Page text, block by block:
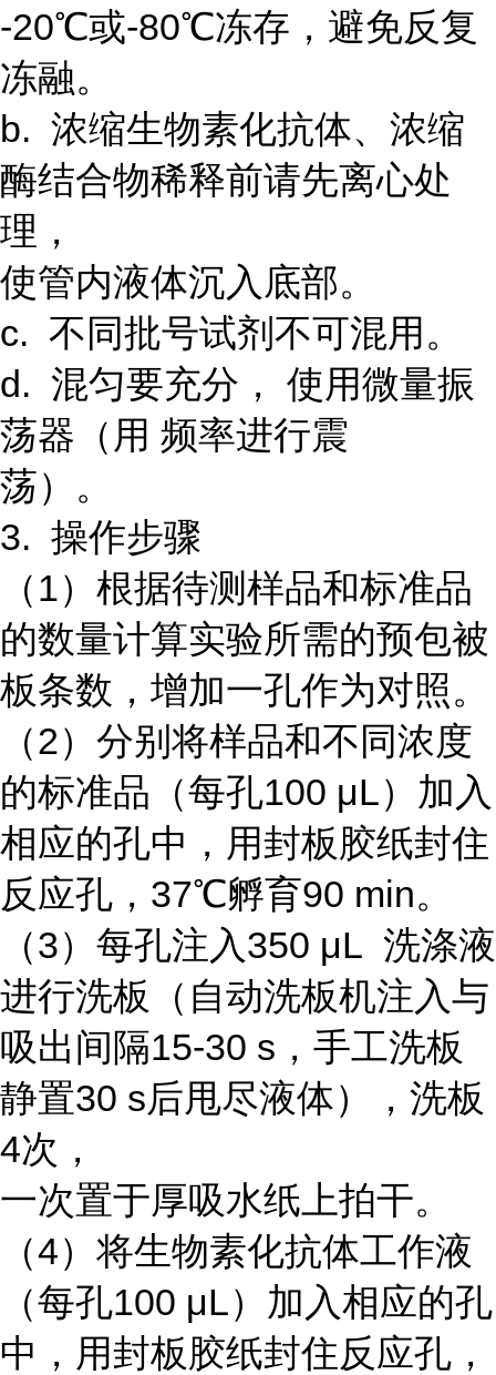
-20℃或-80℃冻存，避免反复
冻融。
b. 浓缩生物素化抗体、浓缩
酶结合物稀释前请先离心处
理，
使管内液体沉入底部。
c. 不同批号试剂不可混用。
d. 混匀要充分， 使用微量振
荡器（用 频率进行震
荡）。
3. 操作步骤
（1）根据待测样品和标准品
的数量计算实验所需的预包被
板条数，增加一孔作为对照。
（2）分别将样品和不同浓度
的标准品（每孔100 μL）加入
相应的孔中，用封板胶纸封住
反应孔，37℃孵育90 min。
（3）每孔注入350 μL 洗涤液
进行洗板（自动洗板机注入与
吸出间隔15-30 s，手工洗板
静置30 s后甩尽液体），洗板
4次，
一次置于厚吸水纸上拍干。
（4）将生物素化抗体工作液
（每孔100 μL）加入相应的孔
中，用封板胶纸封住反应孔，